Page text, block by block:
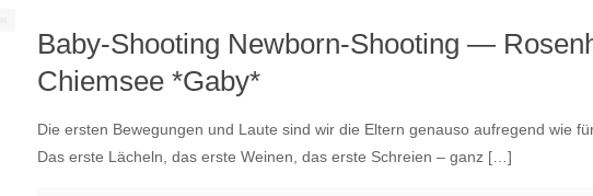
Baby-Shooting Newborn-Shooting —
Chiemsee *Gaby*
Die ersten Bewegungen und Laute sind wir die Eltern genauso aufregend wie
Das erste Lächeln, das erste Weinen, das erste Schreien – ganz[…]